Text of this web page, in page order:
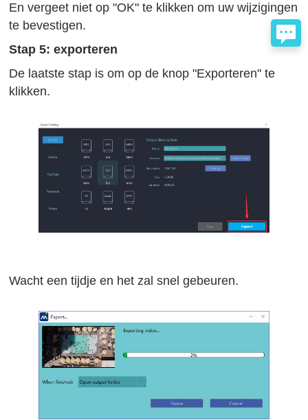
En vergeet niet op "OK" te klikken om uw wijzigingen
te bevestigen.
Stap 5: exporteren
De laatste stap is om op de knop "Exporteren" te
klikken.
Wacht een tijdje en het zal snel gebeuren.